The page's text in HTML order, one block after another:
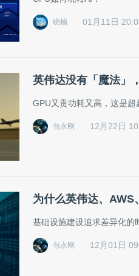
晓楠 01月11日
英伟达没有「魔法」
GPU又贵功耗又高，这是超
包永刚 12月22日
为什么英伟达、AWS
基础设施建设追求差异化的
包永刚 12月01日